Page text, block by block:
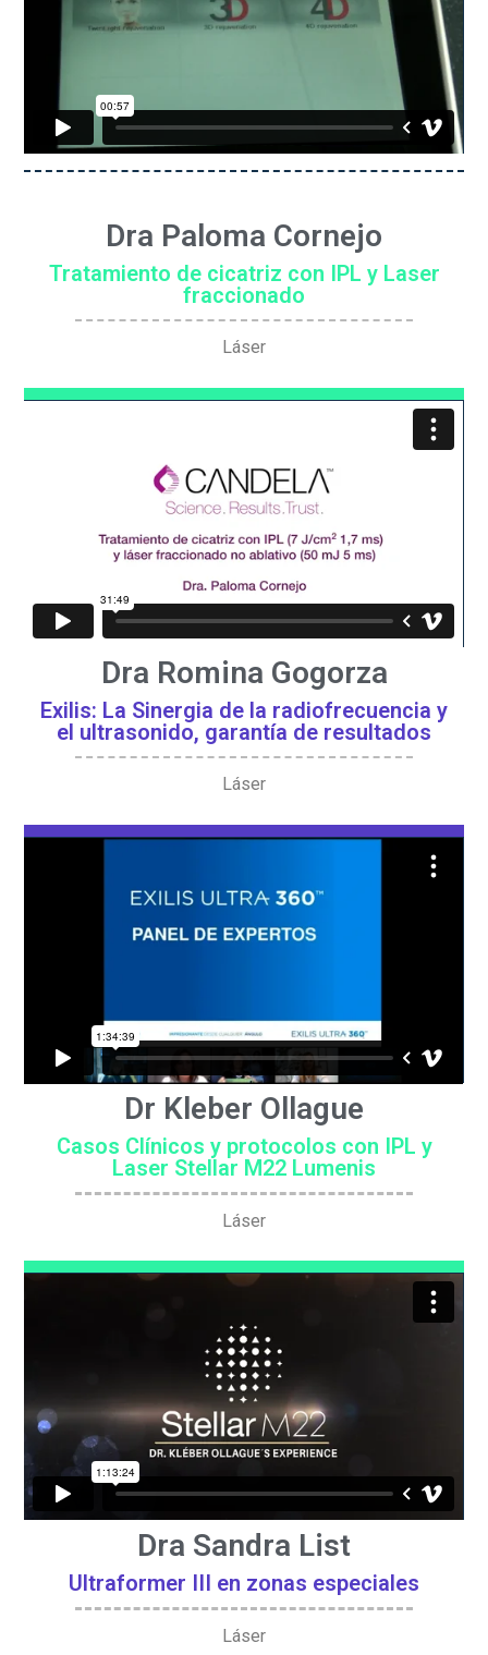
Dra Paloma Cornejo
Tratamiento de cicatriz con IPL y Laser
fraccionado
Láser
Dra Romina Gogorza
Exilis: La Sinergia de la radiofrecuencia y
el ultrasonido, garantía de resultados
Láser
Dr Kleber Ollague
Casos Clínicos y protocolos con IPL y
Laser Stellar M22 Lumenis
Láser
Dra Sandra List
Ultraformer III en zonas especiales
Láser